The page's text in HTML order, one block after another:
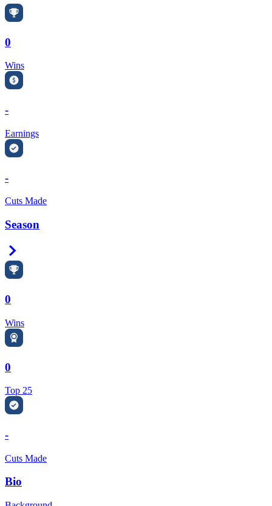
0
Wins
-
Earnings
-
Cuts Made
Season
0
Wins
0
Top 25
-
Cuts Made
Bio